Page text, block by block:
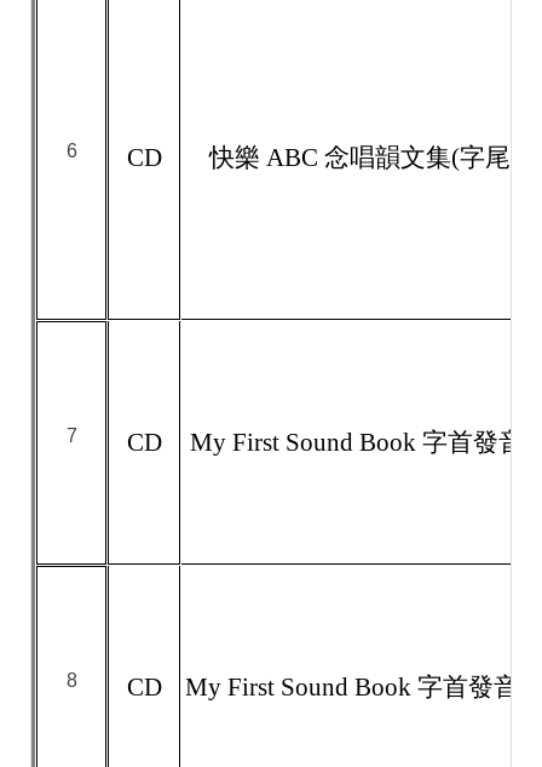
6 CD 快樂 ABC 念唱韻文集(字尾)
7 CD My First Sound Book 字首發音 I
8 CD My First Sound Book 字首發音 II